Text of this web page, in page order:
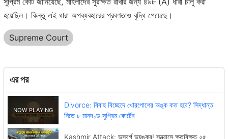
হয়েছিল। কিন্তু এই ধারা অপব্যবহারের প্রবণতাও বৃদ্ধি পেয়েছে।
Supreme Court
এর পর
Divorce: বিবাহ বিচ্ছেদে খোরপোশের অঙ্ক কত হবে? সিদ্ধান্ত
নিতে ৮ মানদণ্ড সুপ্রিম কোর্টের
Kashmir Attack: ভূস্বর্গ ভয়ঙ্কর! সন্ত্রাসে ক্ষতবিক্ষত ২৫